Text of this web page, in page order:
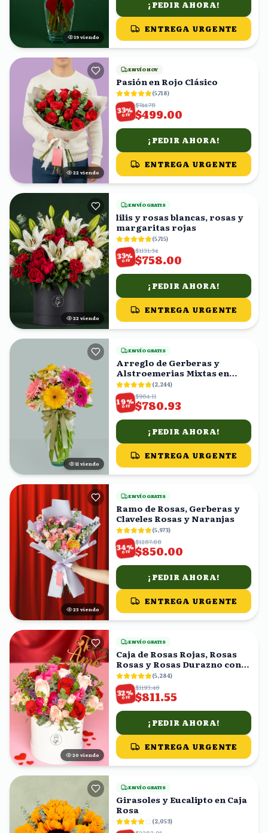
18 viendo
¡PEDIR AHORA!
ENTREGA URGENTE
21 viendo
ENVÍO HOY
Pasión en Rojo Clásico
(5,718)
33%
OFF
$744.78
$499.00
¡PEDIR AHORA!
ENTREGA URGENTE
22 viendo
ENVÍO GRATIS
lilis y rosas blancas, rosas y
margaritas rojas
(5,715)
33%
OFF
$1131.34
$758.00
¡PEDIR AHORA!
ENTREGA URGENTE
10 viendo
ENVÍO GRATIS
Arreglo de Gerberas y
Alstroemerias Mixtas en
Florero con Moño Verde
(2,244)
19%
OFF
$964.11
$780.93
¡PEDIR AHORA!
ENTREGA URGENTE
22 viendo
ENVÍO GRATIS
Ramo de Rosas, Gerberas y
Claveles Rosas y Naranjas
(5,973)
34%
OFF
$1287.88
$850.00
¡PEDIR AHORA!
ENTREGA URGENTE
21 viendo
ENVÍO GRATIS
Caja de Rosas Rojas, Rosas
Rosas y Rosas Durazno con
Topper 'Te Amo'
(5,284)
32%
OFF
$1193.46
$811.55
¡PEDIR AHORA!
ENTREGA URGENTE
ENVÍO GRATIS
Girasoles y Eucalipto en Caja
Rosa
(2,053)